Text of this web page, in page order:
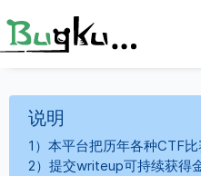
说明
1）本平台把历年各种CTF
2）提交writeup可持续获得